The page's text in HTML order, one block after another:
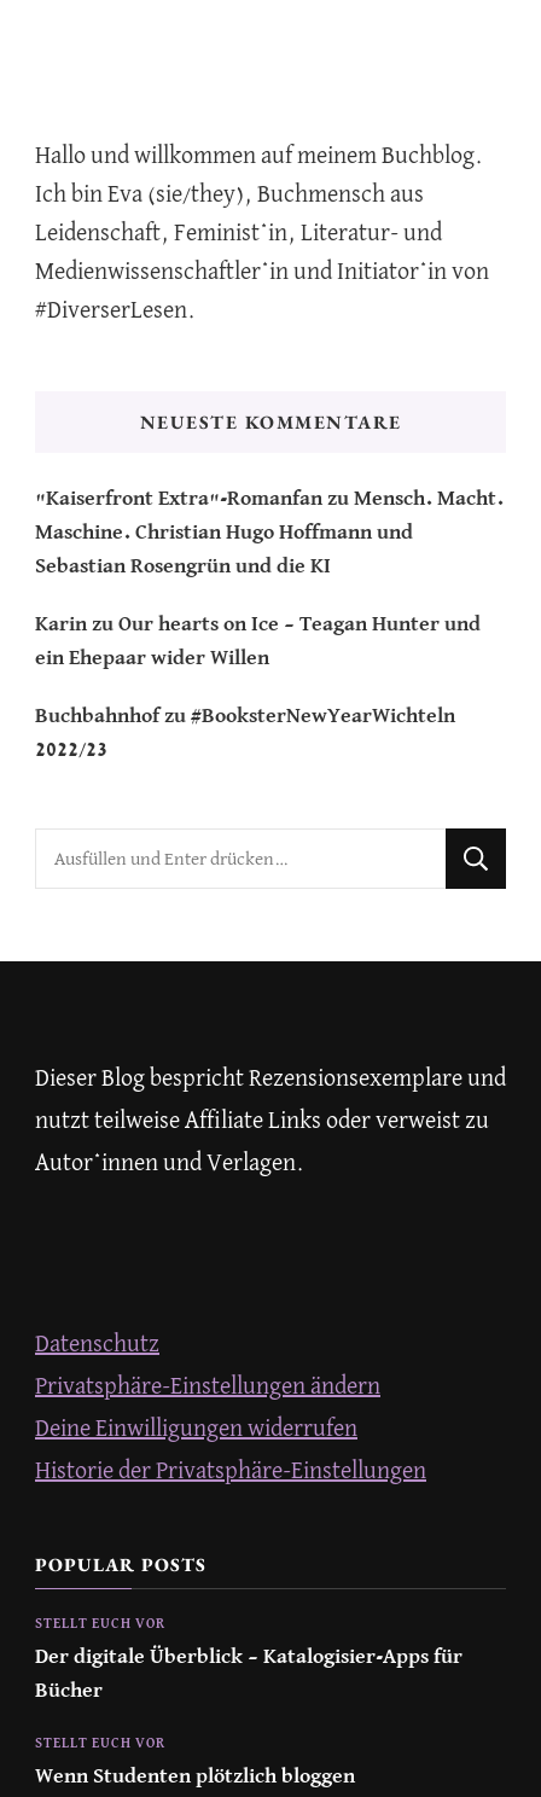
Hallo und willkommen auf meinem Buchblog.
Ich bin Eva (sie/they), Buchmensch aus
Leidenschaft, Feminist*in, Literatur- und
Medienwissenschaftler*in und Initiator*in von
#DiverserLesen.
NEUESTE KOMMENTARE
"Kaiserfront Extra"-Romanfan zu Mensch. Macht.
Maschine. Christian Hugo Hoffmann und
Sebastian Rosengrün und die KI
Karin zu Our hearts on Ice – Teagan Hunter und
ein Ehepaar wider Willen
Buchbahnhofzu #BooksterNewYearWichteln
2022/23
Suchst
du
Dieser Blog bespricht Rezensionsexemplare und
nutzt teilweise Affiliate Links oder verweist zu
Autor*innen und Verlagen.
Datenschutz
Privatsphäre-Einstellungen ändern
Deine Einwilligungen widerrufen
Historie der Privatsphäre-Einstellungen
POPULAR POSTS
STELLT EUCH VOR
Der digitale Überblick – Katalogisier-Apps für
Bücher
STELLT EUCH VOR
Wenn Studenten plötzlich bloggen